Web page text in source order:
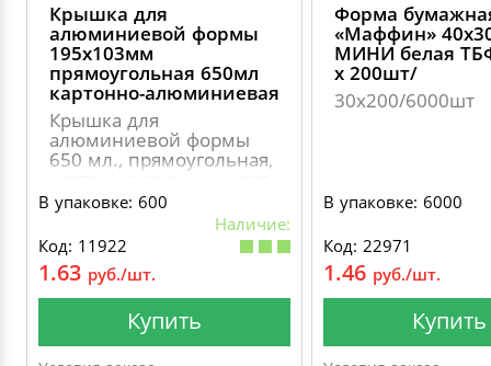
Крышка для
алюминиевой формы
195х103мм
прямоугольная 650мл
картонно-алюминиевая
Крышка для
алюминиевой формы
650 мл., прямоугольная,
картонно-алюминиевая
В упаковке: 600
Наличие:
Код: 11922
1.63 руб./шт.
Купить
Форма
«Маффин»
МИНИ белая
х 200шт/
30х200/6000шт
В упаковке: 6000
Код: 22971
1.46 руб./шт.
Купить